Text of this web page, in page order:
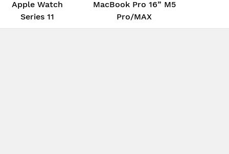
Apple Watch
Series 11
MacBook Pro 16” M5
Pro/MAX